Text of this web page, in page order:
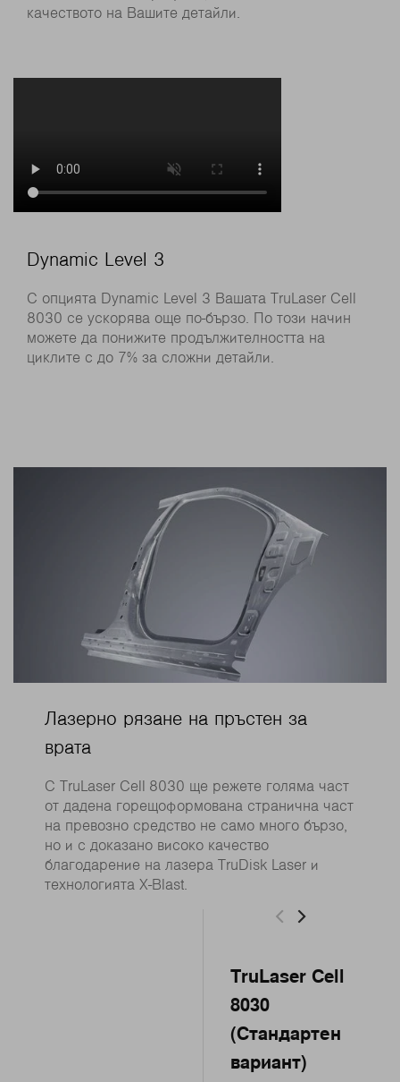
качеството на Вашите детайли.
Dynamic Level 3
С опцията Dynamic Level 3 Вашата TruLaser Cell
8030 се ускорява още по-бързо. По този начин
можете да понижите продължителността на
циклите с до 7% за сложни детайли.
Лазерно рязане на пръстен за
врата
С TruLaser Cell 8030 ще режете голяма част
от дадена горещоформована странична част
на превозно средство не само много бързо,
но и с доказано високо качество
благодарение на лазера TruDisk Laser и
технологията X-Blast.
TruLaser Cell
8030
(Стандартен
вариант)